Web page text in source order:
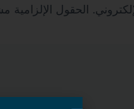
الحقول الإلزامية